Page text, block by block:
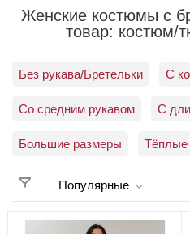
Женские костюмы с
товар: костюм/
Без рукава/Бретельки С
Со средним рукавом С
Большие размеры Тёплые
Популярные